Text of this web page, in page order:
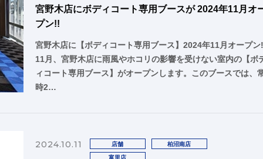
宮野木店にボディコート専用ブースが 2024年11月オ
プン!!
宮野木店に【ボディコート専用ブース】2024年11月オープ
11月、宮野木店に雨風やホコリの影響を受けない室内の【ボ
ィコート専用ブース】がオープンします。このブースでは、
時2…
2024.10.11 店舗 柏沼南店
富里店